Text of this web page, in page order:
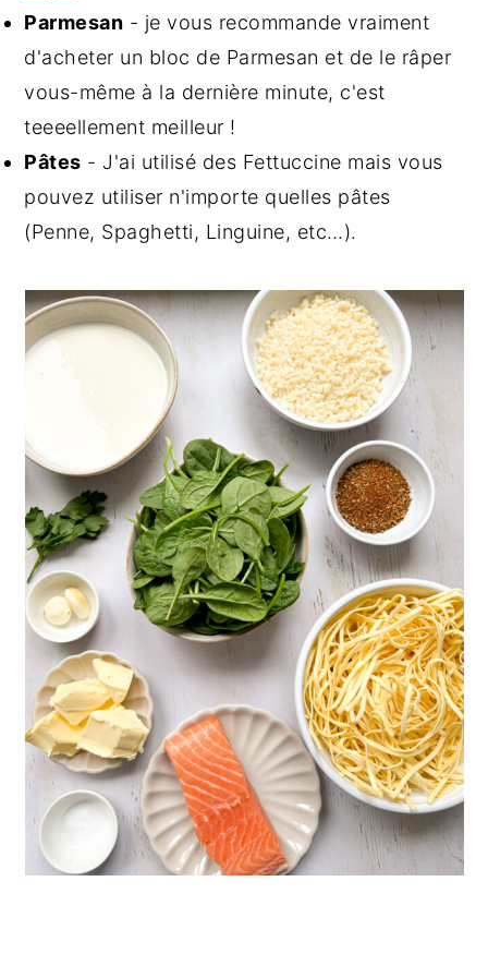
Parmesan - je vous recommande vraiment
d'acheter un bloc de Parmesan et de le râper
vous-même à la dernière minute, c'est
teeeellement meilleur !
Pâtes - J'ai utilisé des Fettuccine mais vous
pouvez utiliser n'importe quelles pâtes
(Penne, Spaghetti, Linguine, etc…).